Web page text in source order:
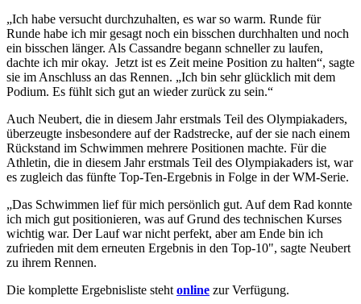
„Ich habe versucht durchzuhalten, es war so warm. Runde für
Runde habe ich mir gesagt noch ein bisschen durchhalten und noch
ein bisschen länger. Als Cassandre begann schneller zu laufen,
dachte ich mir okay. Jetzt ist es Zeit meine Position zu halten“, sagte
sie im Anschluss an das Rennen. „Ich bin sehr glücklich mit dem
Podium. Es fühlt sich gut an wieder zurück zu sein.“
Auch Neubert, die in diesem Jahr erstmals Teil des Olympiakaders,
überzeugte insbesondere auf der Radstrecke, auf der sie nach einem
Rückstand im Schwimmen mehrere Positionen machte. Für die
Athletin, die in diesem Jahr erstmals Teil des Olympiakaders ist, war
es zugleich das fünfte Top‑Ten-Ergebnis in Folge in der WM-Serie.
„Das Schwimmen lief für mich persönlich gut. Auf dem Rad konnte
ich mich gut positionieren, was auf Grund des technischen Kurses
wichtig war. Der Lauf war nicht perfekt, aber am Ende bin ich
zufrieden mit dem erneuten Ergebnis in den Top-10", sagte Neubert
zu ihrem Rennen.
Die komplette Ergebnisliste stehtonline zur Verfügung.